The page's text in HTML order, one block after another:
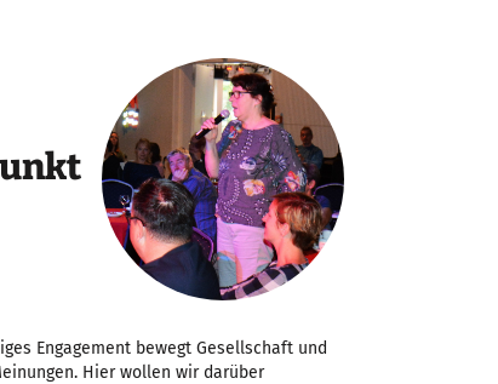
Engagement bewegt Gesellschaft und
Hier wollen wir darüber